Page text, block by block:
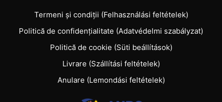
Termeni și condiții (Felhasználási feltételek)
Politică de confidențialitate (Adatvédelmi szabályzat)
Politică de cookie (Süti beállítások)
Livrare (Szállítási feltételek)
Anulare (Lemondási feltételek)